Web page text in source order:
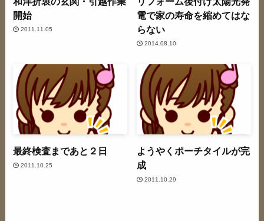
開始
2011.11.05
電で家の寿命を縮めてはな
らない
2014.08.10
最終検査まであと２日
2011.10.25
ようやくポーチタイルが完
成
2011.10.29